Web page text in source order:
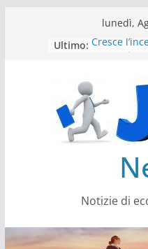
lunedì,
Ultimo: Cresce
Il settore
Servono
architect
Notizie di